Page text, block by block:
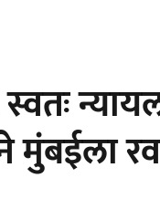
मुंबईला